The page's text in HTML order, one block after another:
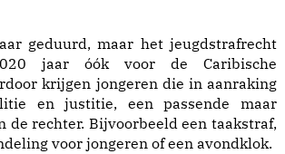
geduurd, maar het jeugdstrafrecht
jaar óók voor de Caribische
krijgen jongeren die in aanraking
en justitie, een passende maar
de rechter. Bijvoorbeeld een taakstraf,
voor jongeren of een avondklok.